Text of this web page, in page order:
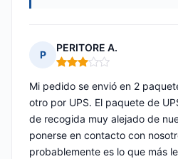
P
PERITORE A.
Nota: 3 de 5
Mi pedido se envió en 2
otro por UPS. El paquete de
de recogida muy alejado de
ponerse en contacto con
probablemente es lo que más